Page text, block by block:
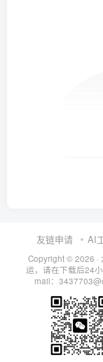
友链申请 AI
Copyright © 2026 ·
运，请在下载后24
mail：